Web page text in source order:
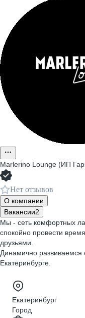
Marlerino Lounge (ИП
Нет отзывов
О компании
Вакансии2
Мы - сеть комфортных
спокойно провести
друзьями.
Динамично
Екатеринбурге.
Екатеринбург
Город